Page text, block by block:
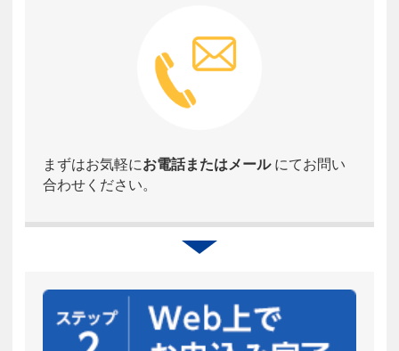
まずはお気軽にお電話またはメールにてお問い
合わせください。